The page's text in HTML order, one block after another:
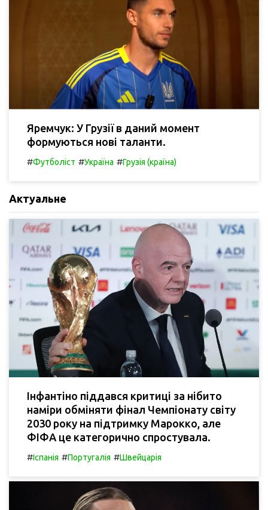
Яремчук: У Грузії в даний момент
формуються нові таланти.
#Футболіст #Україна #Грузія (країна)
Актуальне
Інфантіно піддався критиці за нібито
наміри обміняти фінал Чемпіонату світу
2030 року на підтримку Марокко, але
ФІФА це категорично спростувала.
#Іспанія #Португалія #Швейцарія